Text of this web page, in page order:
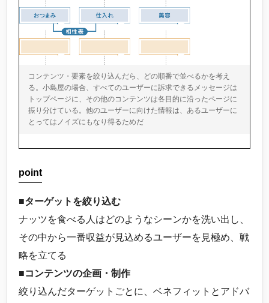
コンテンツ・要素を絞り込んだら、どの順番で並べるかを考え
る。小島屋の場合、すべてのユーザーに訴求できるメッセージは
トップページに、その他のコンテンツは各目的に沿ったページに
振り分けている。他のユーザーに向けた情報は、あるユーザーに
とってはノイズにもなり得るためだ
point
■ターゲットを絞り込む
ナッツを食べる人はどのようなシーンかを洗い出し、
その中から一番収益が見込めるユーザーを見極め、戦
略を立てる
■コンテンツの企画・制作
絞り込んだターゲットごとに、ベネフィットとアドバ